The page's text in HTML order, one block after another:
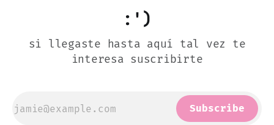
:')
si llegaste hasta aquí tal vez te
interesa suscribirte
Subscribe